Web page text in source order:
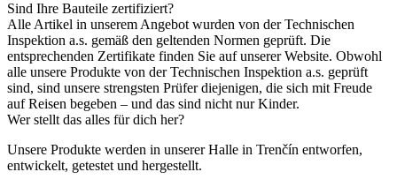
Sind Ihre Bauteile zertifiziert?
Alle Artikel in unserem Angebot wurden von der Technischen
Inspektion a.s. gemäß den geltenden Normen geprüft. Die
entsprechenden Zertifikate finden Sie auf unserer Website. Obwohl
alle unsere Produkte von der Technischen Inspektion a.s. geprüft
sind, sind unsere strengsten Prüfer diejenigen, die sich mit Freude
auf Reisen begeben – und das sind nicht nur Kinder.
Wer stellt das alles für dich her?
Unsere Produkte werden in unserer Halle in Trenčín entworfen,
entwickelt, getestet und hergestellt.